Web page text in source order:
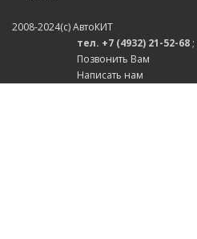
2008-2024(c) АвтоКИТ
тел. +7 (4932) 21-52-68 ;
Позвонить Вам
Написать нам